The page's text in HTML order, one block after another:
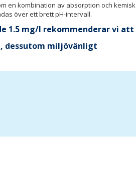
en kombination av absorption och
över ett brett pH-intervall.
1.5 mg/l rekommenderar vi
dessutom miljövänligt